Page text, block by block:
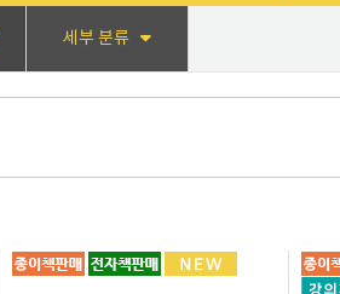
세부 분류